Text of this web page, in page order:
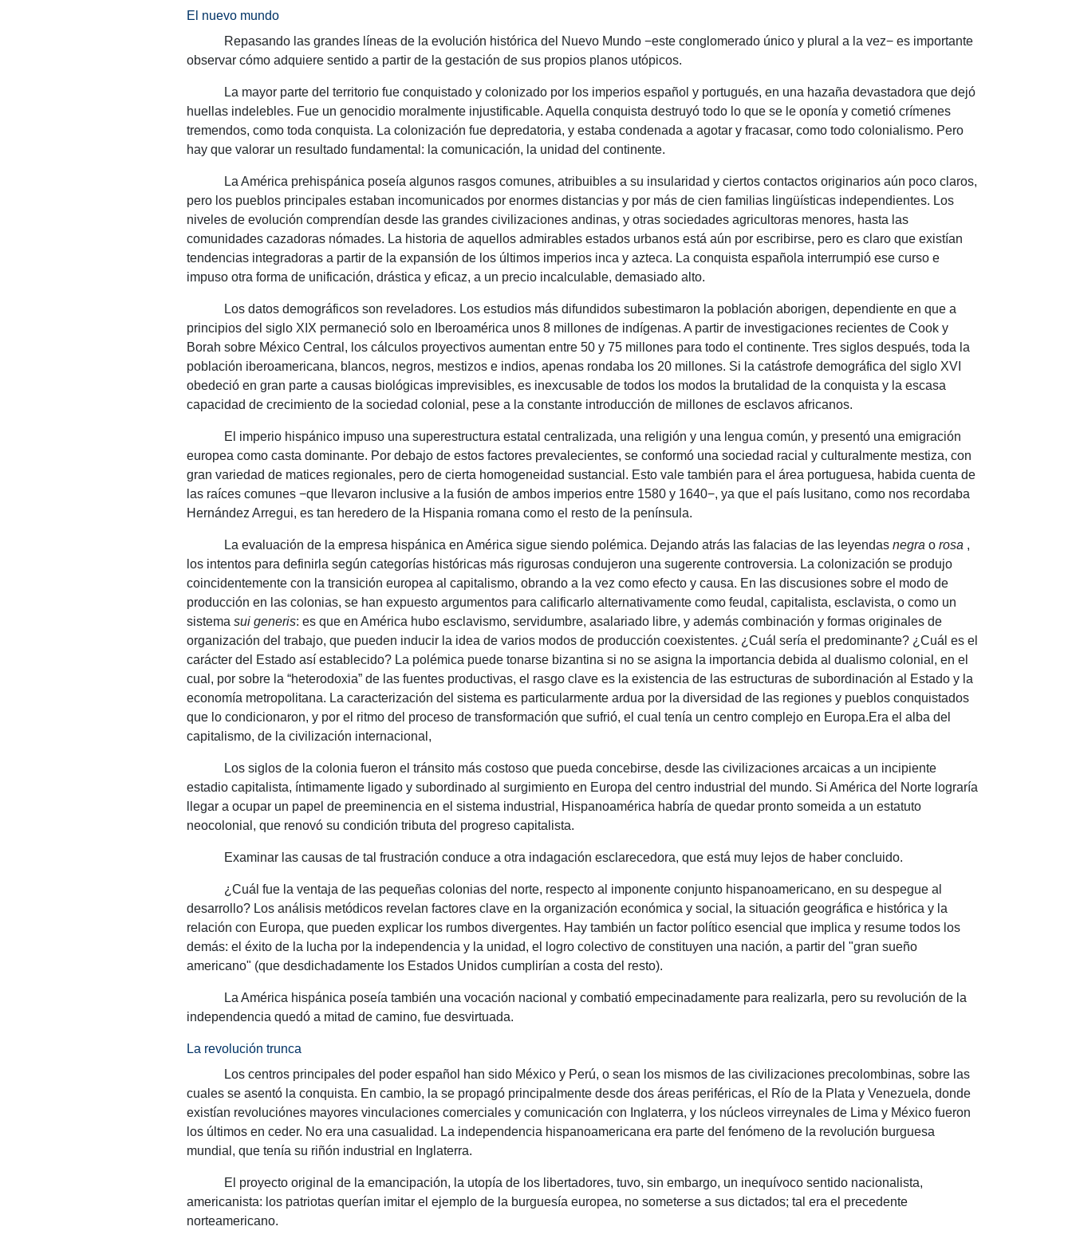
El nuevo mundo
Repasando las grandes líneas de la evolución histórica del Nuevo Mundo −este conglomerado único y plural a la vez− es importante
observar cómo adquiere sentido a partir de la gestación de sus propios planos utópicos.
La mayor parte del territorio fue conquistado y colonizado por los imperios español y portugués, en una hazaña devastadora que dejó
huellas indelebles. Fue un genocidio moralmente injustificable. Aquella conquista destruyó todo lo que se le oponía y cometió crímenes
tremendos, como toda conquista. La colonización fue depredatoria, y estaba condenada a agotar y fracasar, como todo colonialismo. Pero
hay que valorar un resultado fundamental: la comunicación, la unidad del continente.
La América prehispánica poseía algunos rasgos comunes, atribuibles a su insularidad y ciertos contactos originarios aún poco claros,
pero los pueblos principales estaban incomunicados por enormes distancias y por más de cien familias lingüísticas independientes. Los
niveles de evolución comprendían desde las grandes civilizaciones andinas, y otras sociedades agricultoras menores, hasta las
comunidades cazadoras nómades. La historia de aquellos admirables estados urbanos está aún por escribirse, pero es claro que existían
tendencias integradoras a partir de la expansión de los últimos imperios inca y azteca. La conquista española interrumpió ese curso e
impuso otra forma de unificación, drástica y eficaz, a un precio incalculable, demasiado alto.
Los datos demográficos son reveladores. Los estudios más difundidos subestimaron la población aborigen, dependiente en que a
principios del siglo XIX permaneció solo en Iberoamérica unos 8 millones de indígenas. A partir de investigaciones recientes de Cook y
Borah sobre México Central, los cálculos proyectivos aumentan entre 50 y 75 millones para todo el continente. Tres siglos después, toda la
población iberoamericana, blancos, negros, mestizos e indios, apenas rondaba los 20 millones. Si la catástrofe demográfica del siglo XVI
obedeció en gran parte a causas biológicas imprevisibles, es inexcusable de todos los modos la brutalidad de la conquista y la escasa
capacidad de crecimiento de la sociedad colonial, pese a la constante introducción de millones de esclavos africanos.
El imperio hispánico impuso una superestructura estatal centralizada, una religión y una lengua común, y presentó una emigración
europea como casta dominante. Por debajo de estos factores prevalecientes, se conformó una sociedad racial y culturalmente mestiza, con
gran variedad de matices regionales, pero de cierta homogeneidad sustancial. Esto vale también para el área portuguesa, habida cuenta de
las raíces comunes −que llevaron inclusive a la fusión de ambos imperios entre 1580 y 1640−, ya que el país lusitano, como nos recordaba
Hernández Arregui, es tan heredero de la Hispania romana como el resto de la península.
La evaluación de la empresa hispánica en América sigue siendo polémica. Dejando atrás las falacias de las leyendasnegra orosa ,
los intentos para definirla según categorías históricas más rigurosas condujeron una sugerente controversia. La colonización se produjo
coincidentemente con la transición europea al capitalismo, obrando a la vez como efecto y causa. En las discusiones sobre el modo de
producción en las colonias, se han expuesto argumentos para calificarlo alternativamente como feudal, capitalista, esclavista, o como un
sistema sui generis: es que en América hubo esclavismo, servidumbre, asalariado libre, y además combinación y formas originales de
organización del trabajo, que pueden inducir la idea de varios modos de producción coexistentes. ¿Cuál sería el predominante? ¿Cuál es el
carácter del Estado así establecido? La polémica puede tonarse bizantina si no se asigna la importancia debida al dualismo colonial, en el
cual, por sobre la “heterodoxia” de las fuentes productivas, el rasgo clave es la existencia de las estructuras de subordinación al Estado y la
economía metropolitana. La caracterización del sistema es particularmente ardua por la diversidad de las regiones y pueblos conquistados
que lo condicionaron, y por el ritmo del proceso de transformación que sufrió, el cual tenía un centro complejo en Europa.Era el alba del
capitalismo, de la civilización internacional,
Los siglos de la colonia fueron el tránsito más costoso que pueda concebirse, desde las civilizaciones arcaicas a un incipiente
estadio capitalista, íntimamente ligado y subordinado al surgimiento en Europa del centro industrial del mundo. Si América del Norte lograría
llegar a ocupar un papel de preeminencia en el sistema industrial, Hispanoamérica habría de quedar pronto someida a un estatuto
neocolonial, que renovó su condición tributa del progreso capitalista.
Examinar las causas de tal frustración conduce a otra indagación esclarecedora, que está muy lejos de haber concluido.
¿Cuál fue la ventaja de las pequeñas colonias del norte, respecto al imponente conjunto hispanoamericano, en su despegue al
desarrollo? Los análisis metódicos revelan factores clave en la organización económica y social, la situación geográfica e histórica y la
relación con Europa, que pueden explicar los rumbos divergentes. Hay también un factor político esencial que implica y resume todos los
demás: el éxito de la lucha por la independencia y la unidad, el logro colectivo de constituyen una nación, a partir del "gran sueño
americano" (que desdichadamente los Estados Unidos cumplirían a costa del resto).
La América hispánica poseía también una vocación nacional y combatió empecinadamente para realizarla, pero su revolución de la
independencia quedó a mitad de camino, fue desvirtuada.
La revolución trunca
Los centros principales del poder español han sido México y Perú, o sean los mismos de las civilizaciones precolombinas, sobre las
cuales se asentó la conquista. En cambio, la se propagó principalmente desde dos áreas periféricas, el Río de la Plata y Venezuela, donde
existían revoluciónes mayores vinculaciones comerciales y comunicación con Inglaterra, y los núcleos virreynales de Lima y México fueron
los últimos en ceder. No era una casualidad. La independencia hispanoamericana era parte del fenómeno de la revolución burguesa
mundial, que tenía su riñón industrial en Inglaterra.
El proyecto original de la emancipación, la utopía de los libertadores, tuvo, sin embargo, un inequívoco sentido nacionalista,
americanista: los patriotas querían imitar el ejemplo de la burguesía europea, no someterse a sus dictados; tal era el precedente
norteamericano.